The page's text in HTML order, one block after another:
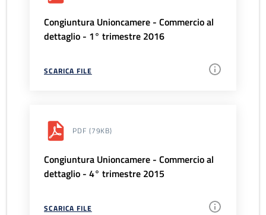
Congiuntura Unioncamere - Commercio al
dettaglio - 1° trimestre 2016
SCARICA FILE
PDF (79KB)
Congiuntura Unioncamere - Commercio al
dettaglio - 4° trimestre 2015
SCARICA FILE